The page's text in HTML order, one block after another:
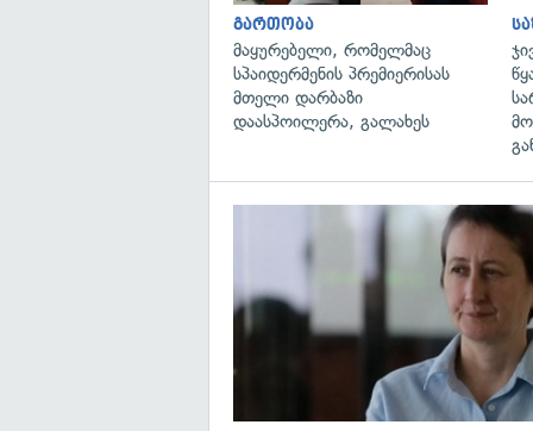
გართობა
მაყურებელი, რომელმაც
სპაიდერმენის პრემიერისას
მთელი დარბაზი
დაასპოილერა, გალახეს